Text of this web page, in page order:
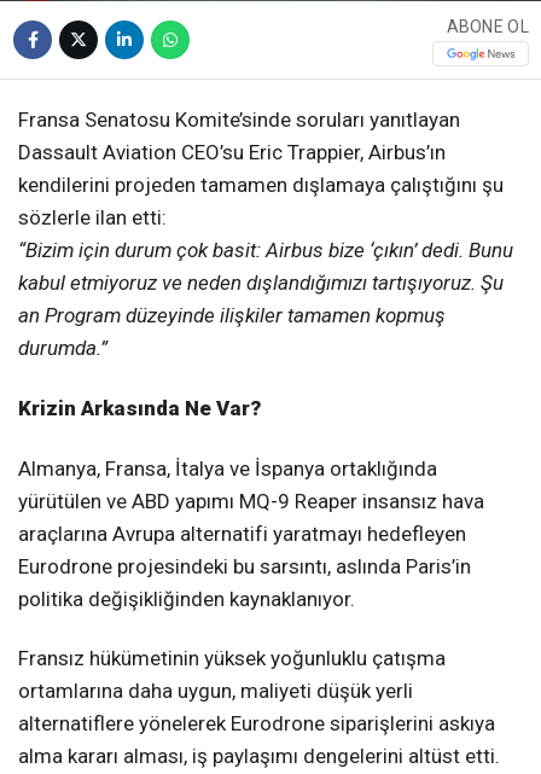
ABONE OL
Fransa Senatosu Komite’sinde soruları yanıtlayan
Dassault Aviation CEO’su Eric Trappier, Airbus’ın
kendilerini projeden tamamen dışlamaya çalıştığını şu
sözlerle ilan etti:
“Bizim için durum çok basit: Airbus bize ‘çıkın’ dedi. Bunu
kabul etmiyoruz ve neden dışlandığımızı tartışıyoruz. Şu
an Program düzeyinde ilişkiler tamamen kopmuş
durumda.”
Krizin Arkasında Ne Var?
Almanya, Fransa, İtalya ve İspanya ortaklığında
yürütülen ve ABD yapımı MQ-9 Reaper insansız hava
araçlarına Avrupa alternatifi yaratmayı hedefleyen
Eurodrone projesindeki bu sarsıntı, aslında Paris’in
politika değişikliğinden kaynaklanıyor.
Fransız hükümetinin yüksek yoğunluklu çatışma
ortamlarına daha uygun, maliyeti düşük yerli
alternatiflere yönelerek Eurodrone siparişlerini askıya
alma kararı alması, iş paylaşımı dengelerini altüst etti.